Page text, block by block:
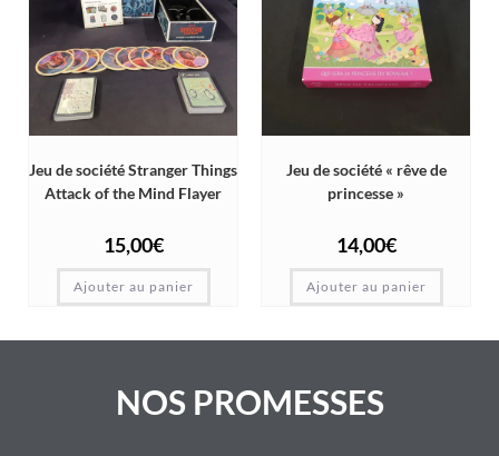
Jeu de société Stranger Things
Attack of the Mind Flayer
15,00€
Ajouter au panier
Jeu de société « rêve de
princesse »
14,00€
Ajouter au panier
NOS PROMESSES